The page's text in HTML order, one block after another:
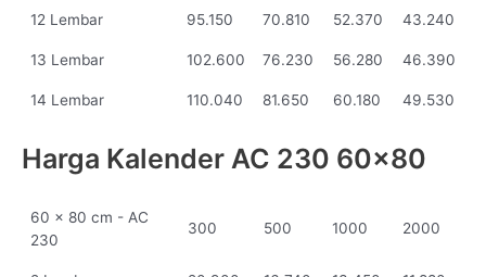
12 Lembar 95.150 70.810 52.370 43.240
13 Lembar 102.600 76.230 56.280 46.390
14 Lembar 110.040 81.650 60.180 49.530
Harga Kalender AC 230 60x80
60 x 80 cm - AC
230
300 500 1000 2000